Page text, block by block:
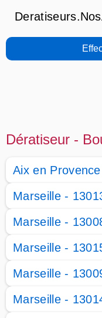
Dératiseur -
Aix en
Marseille -
Marseille -
Marseille -
Marseille -
Marseille -